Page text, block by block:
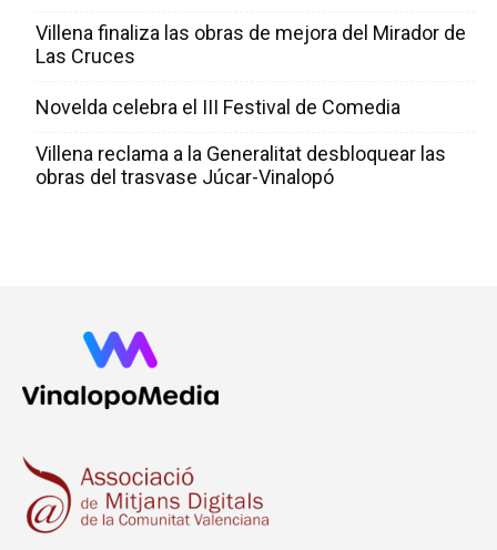
Villena finaliza las obras de mejora del Mirador de
Las Cruces
Novelda celebra el III Festival de Comedia
Villena reclama a la Generalitat desbloquear las
obras del trasvase Júcar-Vinalopó